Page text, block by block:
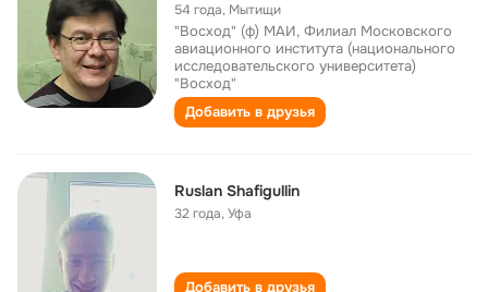
54 года, Мытищи
"Восход" (ф) МАИ, Филиал Московского
авиационного института (национального
исследовательского университета)
"Восход"
Добавить в друзья
Ruslan Shafigullin
32 года,Уфа
Добавить в друзья